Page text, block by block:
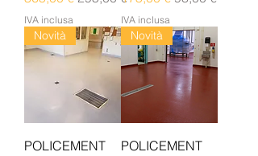
IVA inclusa IVA inclusa
Novità
POLICEMENT
Novità
POLICEMENT